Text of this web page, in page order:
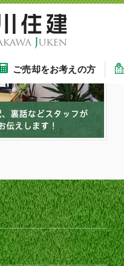
ご売却をお考えの方